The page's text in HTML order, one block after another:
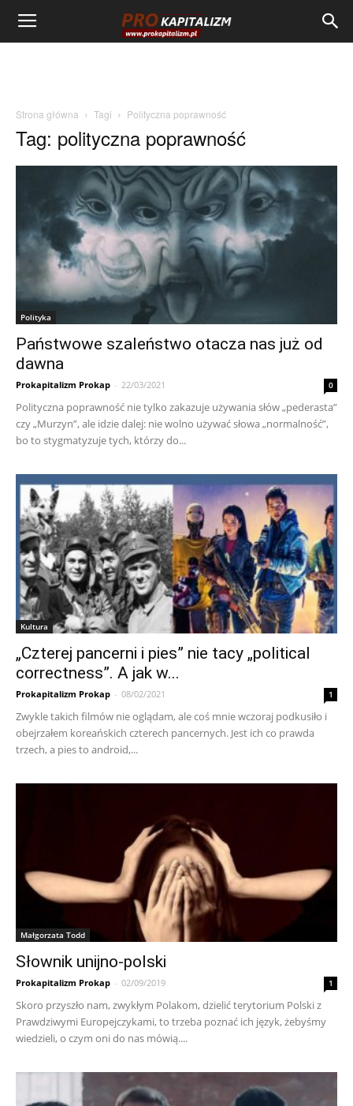
Strona główna Tagi Polityczna poprawność
Tag: polityczna poprawność
Polityka
Państwowe szaleństwo otacza nas już od
dawna
Prokapitalizm Prokap - 22/03/2021 0
Polityczna poprawność nie tylko zakazuje używania słów „pederasta”
czy „Murzyn”, ale idzie dalej: nie wolno używać słowa „normalność”,
bo to stygmatyzuje tych, którzy do...
Kultura
„Czterej pancerni i pies” nie tacy „political
correctness”. A jak w...
Prokapitalizm Prokap - 08/02/2021 1
Zwykle takich filmów nie oglądam, ale coś mnie wczoraj podkusiło i
obejrzałem koreańskich czterech pancernych. Jest ich co prawda
trzech, a pies to android,...
Małgorzata Todd
Słownik unijno-polski
Prokapitalizm Prokap - 02/09/2019 1
Skoro przyszło nam, zwykłym Polakom, dzielić terytorium Polski z
Prawdziwymi Europejczykami, to trzeba poznać ich język, żebyśmy
wiedzieli, o czym oni do nas mówią....